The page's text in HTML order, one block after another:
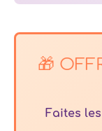
🎁
Faites